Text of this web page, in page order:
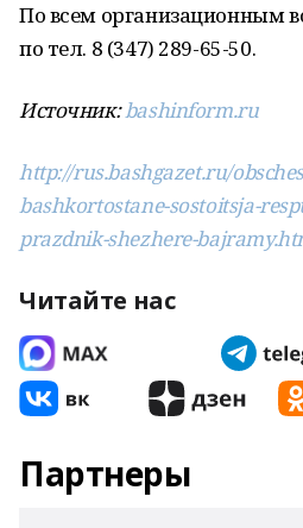
По всем организационным
по тел. 8 (347) 289-65-50.
Источник:bashinform.ru
http://rus.bashgazet.ru/
bashkortostane-sostoitsja-
prazdnik-shezhere-
Читайте нас
Партнеры